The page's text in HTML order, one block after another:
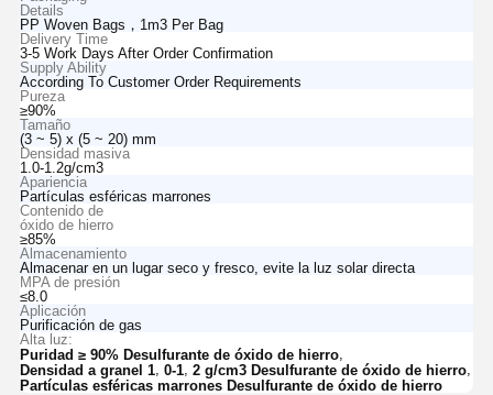
Details
PP Woven Bags，1m3 Per Bag
Delivery Time
3-5 Work Days After Order Confirmation
Supply Ability
According To Customer Order Requirements
Pureza
≥90%
Tamaño
(3 ~ 5) x (5 ~ 20) mm
Densidad masiva
1.0-1.2g/cm3
Apariencia
Partículas esféricas marrones
Contenido de
óxido de hierro
≥85%
Almacenamiento
Almacenar en un lugar seco y fresco, evite la luz solar directa
MPA de presión
≤8.0
Aplicación
Purificación de gas
Alta luz:
Puridad ≥ 90% Desulfurante de óxido de hierro,
Densidad a granel 1 0-1 2 g/cm3 Desulfurante de óxido de hierro,
Partículas esféricas marrones Desulfurante de óxido de hierro